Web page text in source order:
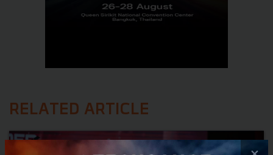
RELATED ARTICLE